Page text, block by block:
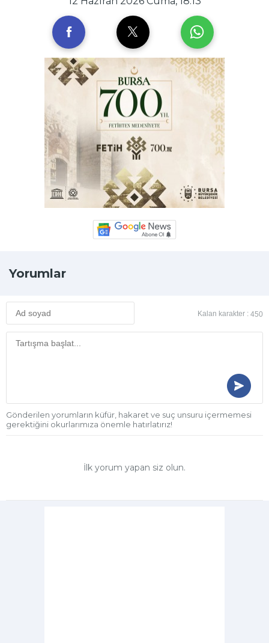
Yorumlar
Kalan karakter : 450
Gönderilen yorumların küfür, hakaret ve suç unsuru içermemesi
gerektiğini okurlarımıza önemle hatırlatırız!
İlk yorum yapan siz olun.